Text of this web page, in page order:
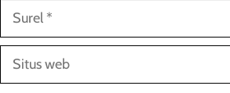
Surel
Situs